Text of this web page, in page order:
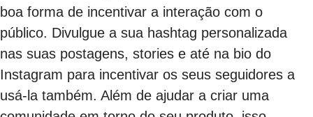
boa forma de incentivar a interação com o
público. Divulgue a sua hashtag personalizada
nas suas postagens, stories e até na bio do
Instagram para incentivar os seus seguidores a
usá-la também. Além de ajudar a criar uma